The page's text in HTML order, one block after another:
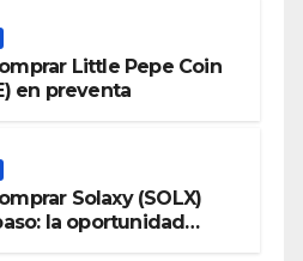
Little Pepe Coin
en preventa
Solaxy (SOLX)
la oportunidad